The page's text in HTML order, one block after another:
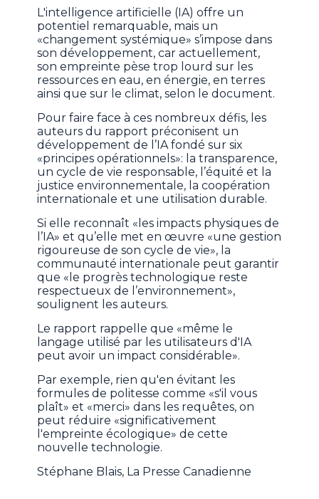
L'intelligence artificielle (IA) offre un
potentiel remarquable, mais un
«changement systémique» s’impose dans
son développement, car actuellement,
son empreinte pèse trop lourd sur les
ressources en eau, en énergie, en terres
ainsi que sur le climat, selon le document.
Pour faire face à ces nombreux défis, les
auteurs du rapport préconisent un
développement de l’IA fondé sur six
«principes opérationnels»: la transparence,
un cycle de vie responsable, l’équité et la
justice environnementale, la coopération
internationale et une utilisation durable.
Si elle reconnaît «les impacts physiques de
l’IA» et qu’elle met en œuvre «une gestion
rigoureuse de son cycle de vie», la
communauté internationale peut garantir
que «le progrès technologique reste
respectueux de l’environnement»,
soulignent les auteurs.
Le rapport rappelle que «même le
langage utilisé par les utilisateurs d'IA
peut avoir un impact considérable».
Par exemple, rien qu'en évitant les
formules de politesse comme «s'il vous
plaît» et «merci» dans les requêtes, on
peut réduire «significativement
l'empreinte écologique» de cette
nouvelle technologie.
Stéphane Blais, La Presse Canadienne